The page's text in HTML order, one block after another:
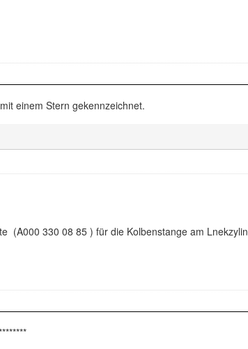
einem Stern gekennzeichnet.
(A000 330 08 85 ) für die Kolbenstange am